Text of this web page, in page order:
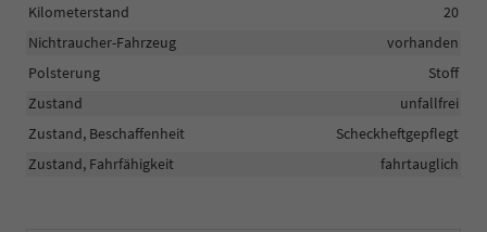
Kilometerstand
20
Nichtraucher-Fahrzeug
vorhanden
Polsterung
Stoff
Zustand
unfallfrei
Zustand, Beschaffenheit
Scheckheftgepflegt
Zustand, Fahrfähigkeit
fahrtauglich